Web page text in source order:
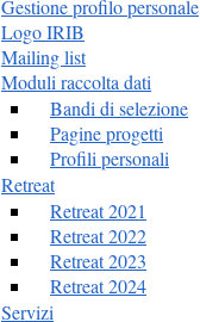
Gestione profilo personale
Logo IRIB
Mailing list
Moduli raccolta dati
Bandi di selezione
Pagine progetti
Profili personali
Retreat
Retreat 2021
Retreat 2022
Retreat 2023
Retreat 2024
Servizi